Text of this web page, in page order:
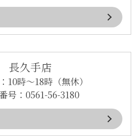
長久手店
10時～18時（無休）
号： 0561-56-3180